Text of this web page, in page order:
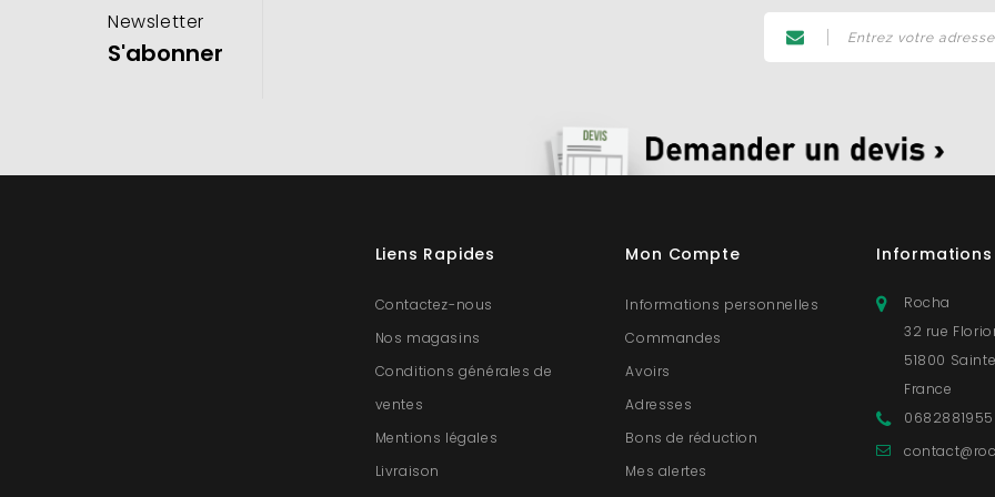
Newsletter
S'abonner
Liens Rapides
Contactez-nous
Nos magasins
Conditions générales de
ventes
Mentions légales
Livraison
Mon Compte
Informations personnelles
Commandes
Avoirs
Adresses
Bons de réduction
Mes alertes
Informations
Rocha
32 rue
51800
France
0682881955